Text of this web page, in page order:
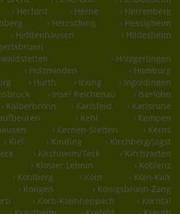
› Herford › Herne
› Herrenberg
› Herrsching
› Hessigheim
› Hiddenhausen
› Hildesheim
› Holzgerlingen
› Holzminden
› Homburg
› Hürth › Icking
› Ingoldingen
› Insel Reichenau
› Iserlohn
› Kälberbronn › Karlsfeld
› Karlsruhe
› Kehl
› Kempen
› Kernen-Stetten
› Kerns
› Kiel › Kinding
› Kirchberg/jagst
› Kirchheim/Teck
› Kirchzarten
› Kloster Lehnin
› Koblenz
› Kohlberg › Köln
› Köln-Kalk
› Köngen
› Königsbronn-Zang
› Korb-Kleinheppach
› Korntal